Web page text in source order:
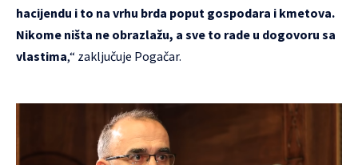
hacijendu i to na vrhu brda poput gospodara i kmetova.
Nikome ništa ne obrazlažu, a sve to rade u dogovoru sa
vlastima,“ zaključuje Pogačar.